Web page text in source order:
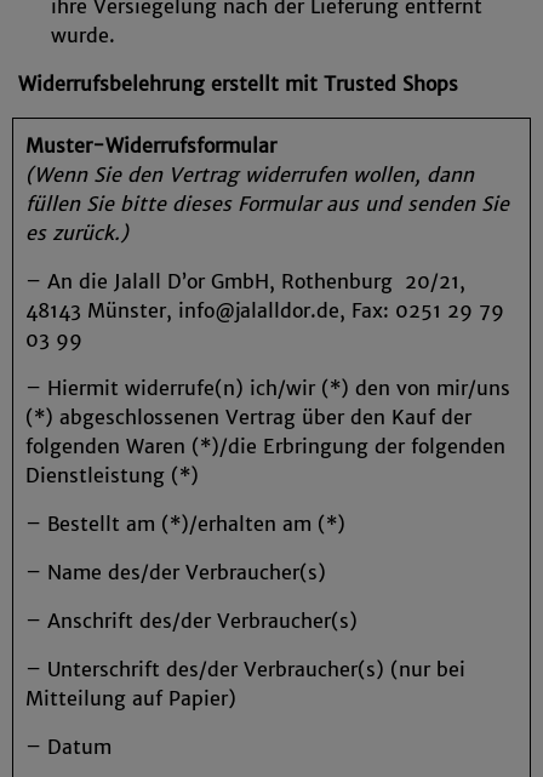
ihre Versiegelung nach der Lieferung entfernt
wurde.
Widerrufsbelehrung erstellt mit Trusted Shops
Muster-Widerrufsformular
(Wenn Sie den Vertrag widerrufen wollen, dann
füllen Sie bitte dieses Formular aus und senden Sie
es zurück.)
– An die Jalall D’or GmbH, Rothenburg 20/21,
48143 Münster, info@jalalldor.de, Fax: 0251 29 79
03 99
– Hiermit widerrufe(n) ich/wir (*) den von mir/uns
(*) abgeschlossenen Vertrag über den Kauf der
folgenden Waren (*)/die Erbringung der folgenden
Dienstleistung (*)
– Bestellt am (*)/erhalten am (*)
– Name des/der Verbraucher(s)
– Anschrift des/der Verbraucher(s)
– Unterschrift des/der Verbraucher(s) (nur bei
Mitteilung auf Papier)
– Datum